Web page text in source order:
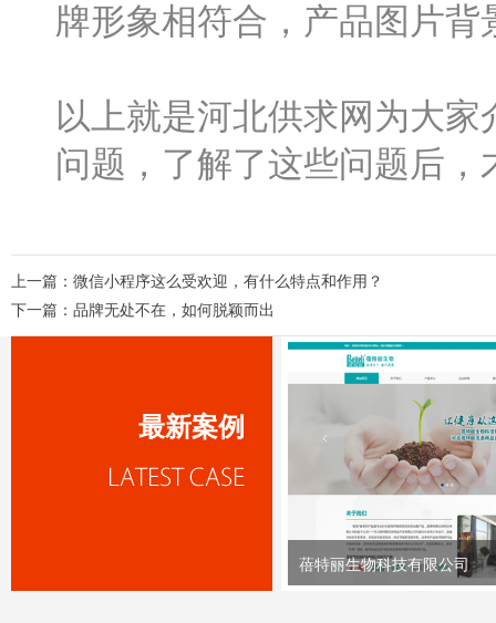
牌形象相符合，产品图片
以上就是河北供求网为大
问题，了解了这些问题后
上一篇： 微信小程序这么受欢迎，有什么特点和作用？
下一篇： 品牌无处不在，如何脱颖而出
最新案例
蓓特丽生物科技有限公司